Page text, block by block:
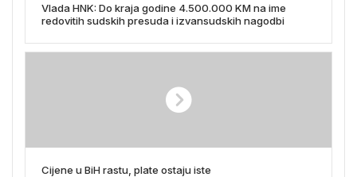
Vlada HNK: Do kraja godine 4.500.000 KM na ime
redovitih sudskih presuda i izvansudskih nagodbi
Cijene u BiH rastu, plate ostaju iste